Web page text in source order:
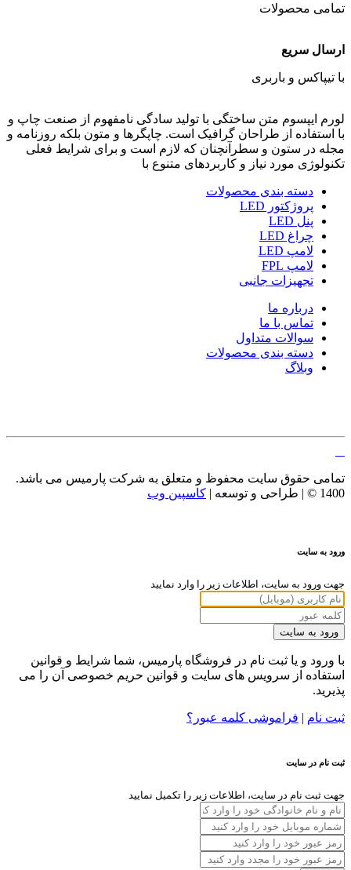
تمامی محصولات
ارسال سریع
با تیپاکس و باربری
لورم ایپسوم متن ساختگی با تولید سادگی نامفهوم از صنعت چاپ و
با استفاده از طراحان گرافیک است. چاپگرها و متون بلکه روزنامه و
مجله در ستون و سطرآنچنان که لازم است و برای شرایط فعلی
تکنولوژی مورد نیاز و کاربردهای متنوع با
دسته بندی محصولات
پروژکتور LED
پنل LED
چراغ LED
لامپ LED
لامپ FPL
تجهیزات جانبی
درباره ما
تماس با ما
سوالات متداول
دسته بندی محصولات
وبلاگ
تمامی حقوق سایت محفوظ و متعلق به شرکت پارمیس می باشد.
1400 © | طراحی و توسعه |
کاسپین وب
ورود به سایت
جهت ورود به سایت، اطلاعات زیر را وارد نمایید
ورود به سایت
با ورود و یا ثبت نام در فروشگاه پارمیس، شما شرایط و قوانین
استفاده از سرویس های سایت و قوانین حریم خصوصی آن را می
پذیرید.
ثبت نام | فراموشی کلمه عبور؟
ثبت نام در سایت
جهت ثبت نام در سایت، اطلاعات زیر را تکمیل نمایید